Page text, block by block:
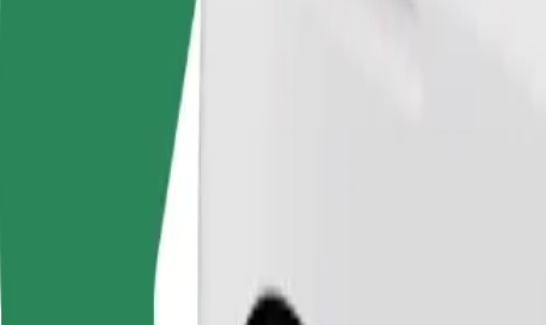
Tallinn Street Quarter
Η άνεση και η ευκολία λίγα κλικ μακριά!
Οι οδηγοί σε αυτή την κατηγορία μπορούν να βοηθήσουν
διπλωμένα (δεν είναι υπηρεσία WAV).
Εκτιμώμενος χρόνος μετακίνησης
Εκτιμώμενη απόσταση